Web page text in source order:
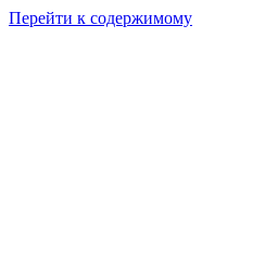
Перейти к содержимому